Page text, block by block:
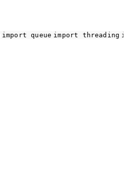
import queue import threading